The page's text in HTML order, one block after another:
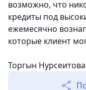
возможно, что
кредиты под
ежемесячно
которые клиент
Торгын Нурсеитова